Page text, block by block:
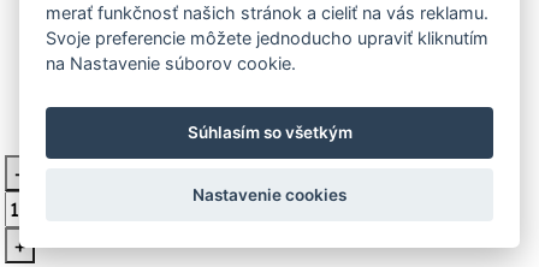
Stanley STHT77594-1 Líniový laser so
zeleným lúčom
Skladom 2 ks
-
+
merať funkčnosť našich stránok a cieliť na vás reklamu.
Svoje preferencie môžete jednoducho upraviť kliknutím
na Nastavenie súborov cookie.
Súhlasím so všetkým
Nastavenie cookies